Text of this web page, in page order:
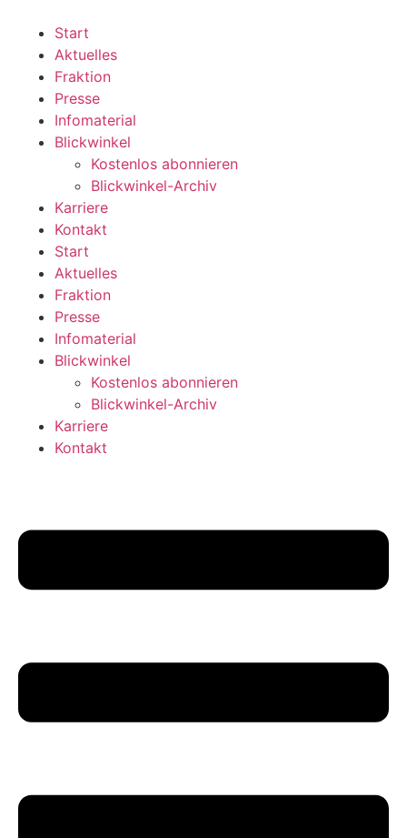
wechseln
Start
Aktuelles
Fraktion
Presse
Infomaterial
Blickwinkel
Kostenlos abonnieren
Blickwinkel-Archiv
Karriere
Kontakt
Start
Aktuelles
Fraktion
Presse
Infomaterial
Blickwinkel
Kostenlos abonnieren
Blickwinkel-Archiv
Karriere
Kontakt